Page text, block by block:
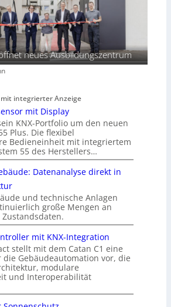
neues Ausbildungszentrum
integrierter Anzeige
mit Display
KNX-Portfolio um den neuen
Plus. Die flexibel
Bedieneinheit mit integriertem
55 des Herstellers…
Datenanalyse direkt in
und technische Anlagen
große Mengen an
mit KNX-Integration
stellt mit dem Catan C1 eine
Gebäudeautomation vor, die
modulare
und Interoperabilität